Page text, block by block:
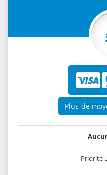
Plus de
Priorité